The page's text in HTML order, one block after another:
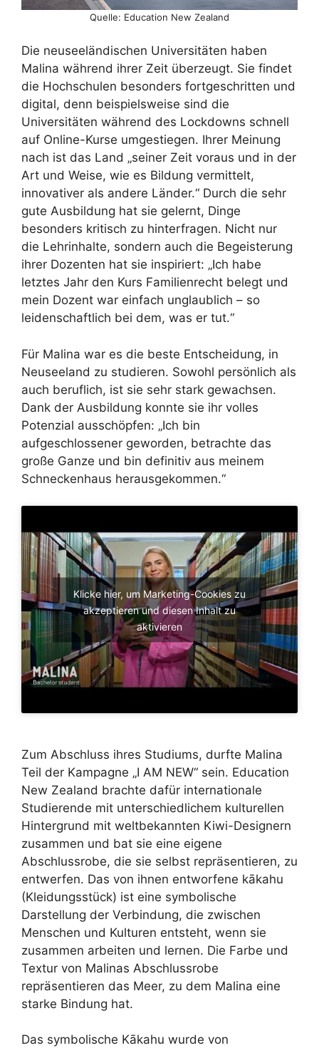
Quelle: Education New Zealand
Die neuseeländischen Universitäten haben
Malina während ihrer Zeit überzeugt. Sie findet
die Hochschulen besonders fortgeschritten und
digital, denn beispielsweise sind die
Universitäten während des Lockdowns schnell
auf Online-Kurse umgestiegen. Ihrer Meinung
nach ist das Land „seiner Zeit voraus und in der
Art und Weise, wie es Bildung vermittelt,
innovativer als andere Länder.“ Durch die sehr
gute Ausbildung hat sie gelernt, Dinge
besonders kritisch zu hinterfragen. Nicht nur
die Lehrinhalte, sondern auch die Begeisterung
ihrer Dozenten hat sie inspiriert: „Ich habe
letztes Jahr den Kurs Familienrecht belegt und
mein Dozent war einfach unglaublich – so
leidenschaftlich bei dem, was er tut.“
Für Malina war es die beste Entscheidung, in
Neuseeland zu studieren. Sowohl persönlich als
auch beruflich, ist sie sehr stark gewachsen.
Dank der Ausbildung konnte sie ihr volles
Potenzial ausschöpfen: „Ich bin
aufgeschlossener geworden, betrachte das
große Ganze und bin definitiv aus meinem
Schneckenhaus herausgekommen.“
Klicke hier, um Marketing-Cookies zu
akzeptieren und diesen Inhalt zu
aktivieren
Zum Abschluss ihres Studiums, durfte Malina
Teil der Kampagne „I AM NEW“ sein. Education
New Zealand brachte dafür internationale
Studierende mit unterschiedlichem kulturellen
Hintergrund mit weltbekannten Kiwi-Designern
zusammen und bat sie eine eigene
Abschlussrobe, die sie selbst repräsentieren, zu
entwerfen. Das von ihnen entworfene kākahu
(Kleidungsstück) ist eine symbolische
Darstellung der Verbindung, die zwischen
Menschen und Kulturen entsteht, wenn sie
zusammen arbeiten und lernen. Die Farbe und
Textur von Malinas Abschlussrobe
repräsentieren das Meer, zu dem Malina eine
starke Bindung hat.
Das symbolische Kākahu wurde von